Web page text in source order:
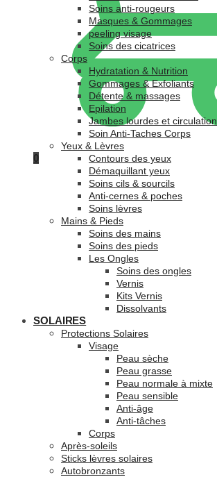
0
Soins anti-rougeurs
Masques & Gommages
peeling visage
Soins des cicatrices
Corps
Hydratation & Nutrition
Gommages & Exfoliants
Détente & massages
Epilation
Jambes lourdes et circulation
Soin Anti-Taches Corps
Yeux & Lèvres
Contours des yeux
Démaquillant yeux
Soins cils & sourcils
Anti-cernes & poches
Soins lèvres
Mains & Pieds
Soins des mains
Soins des pieds
Les Ongles
Soins des ongles
Vernis
Kits Vernis
Dissolvants
SOLAIRES
Protections Solaires
Visage
Peau sèche
Peau grasse
Peau normale à mixte
Peau sensible
Anti-âge
Anti-tâches
Corps
Après-soleils
Sticks lèvres solaires
Autobronzants